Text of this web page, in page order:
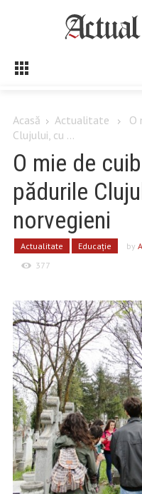
Acasă Actualitate
O
Clujului, cu ...
O mie de
pădurile
norvegieni
Actualitate Educaţie by
377